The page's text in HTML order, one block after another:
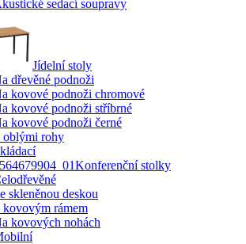
sedací soupravy
Jídelní stoly
dřevěné podnoži
kovové podnoži chromové
kovové podnoži stříbrné
kovové podnoži černé
oblými rohy
Konferenční stolky
skleněnou deskou
kovovým rámem
kovových nohách